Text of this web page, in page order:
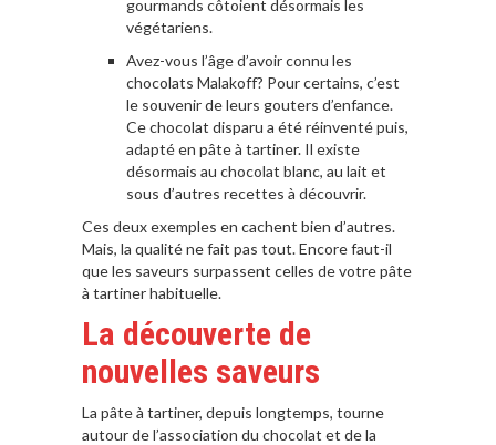
gourmands côtoient désormais les
végétariens.
Avez-vous l’âge d’avoir connu les
chocolats Malakoff? Pour certains, c’est
le souvenir de leurs gouters d’enfance.
Ce chocolat disparu a été réinventé puis,
adapté en pâte à tartiner. Il existe
désormais au chocolat blanc, au lait et
sous d’autres recettes à découvrir.
Ces deux exemples en cachent bien d’autres.
Mais, la qualité ne fait pas tout. Encore faut-il
que les saveurs surpassent celles de votre pâte
à tartiner habituelle.
La découverte de
nouvelles saveurs
La pâte à tartiner, depuis longtemps, tourne
autour de l’association du chocolat et de la